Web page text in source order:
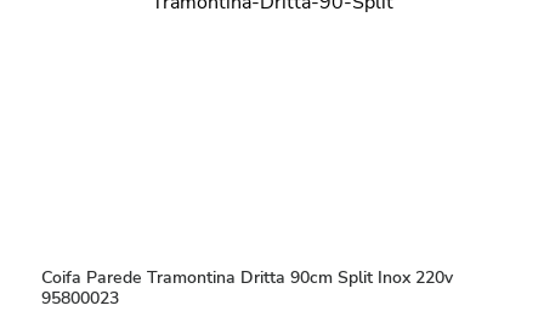
Coifa Parede Tramontina Dritta 90cm Split Inox 220v
95800023